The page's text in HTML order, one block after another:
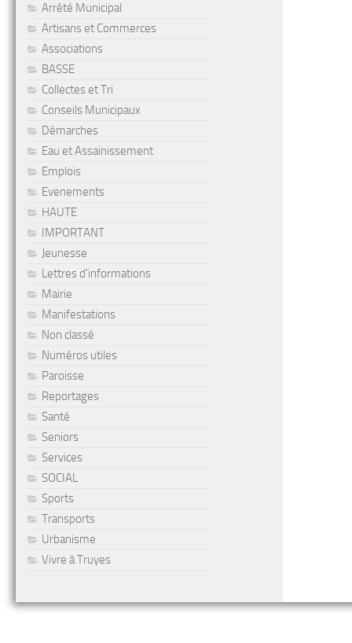
Arrêté Municipal
Artisans et Commerces
Associations
BASSE
Collectes et Tri
Conseils Municipaux
Démarches
Eau et Assainissement
Emplois
Evenements
HAUTE
IMPORTANT
Jeunesse
Lettres d'informations
Mairie
Manifestations
Non classé
Numéros utiles
Paroisse
Reportages
Santé
Seniors
Services
SOCIAL
Sports
Transports
Urbanisme
Vivre à Truyes